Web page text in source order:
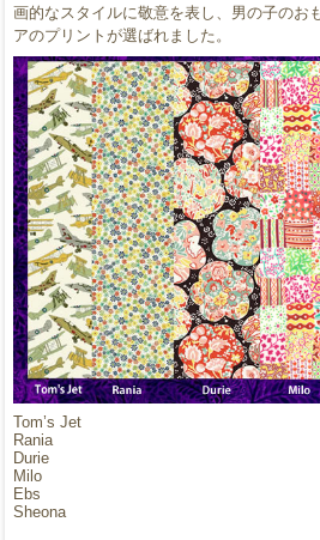
画的なスタイルに敬意を表し、男の子のお
アのプリントが選ばれました。
Tom’s Jet
Rania
Durie
Milo
Ebs
Sheona